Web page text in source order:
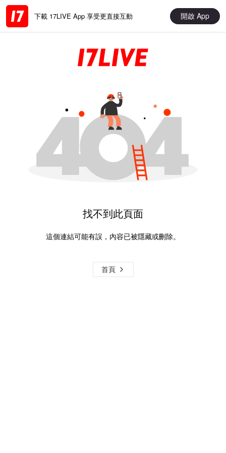
下載 17LIVE App 享受更直接互動 開啟 App
找不到此頁面
這個連結可能有誤，內容已被隱藏或刪除。
首頁